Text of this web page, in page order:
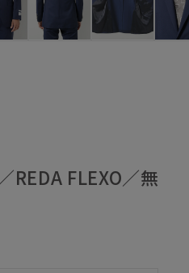
REDA FLEXO／無